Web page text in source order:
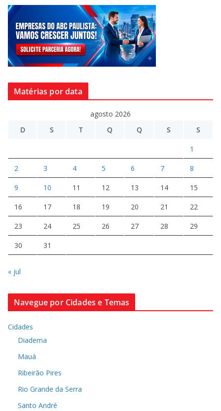
Matérias por data
agosto 2026
D
S T Q Q S S
1
2 3 4 5 6 7 8
9 10 11 12 13 14 15
16 17 18 19 20 21 22
23 24 25 26 27 28 29
30 31
« jul
Navegue por Cidades e Temas
Cidades
Diadema
Mauá
Ribeirão Pires
Rio Grande da Serra
Santo André